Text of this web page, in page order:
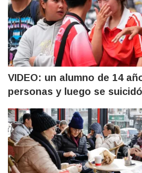
VIDEO: un alumno de 14
personas y luego se suicidó